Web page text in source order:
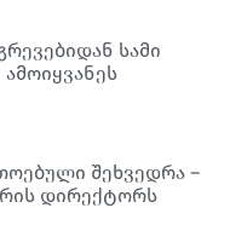
სამი
შეხვედრა –
დირექტორს